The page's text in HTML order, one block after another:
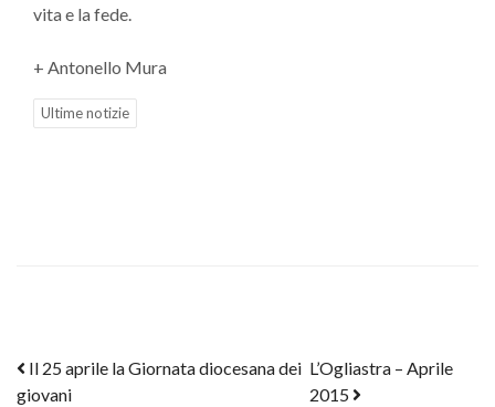
vita e la fede.
+ Antonello Mura
Ultime notizie
Post navigation
Il 25 aprile la Giornata diocesana dei
giovani
L’Ogliastra – Aprile
2015